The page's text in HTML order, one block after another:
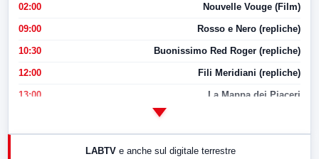
02:00 Nouvelle Vouge (Film)
09:00 Rosso e Nero (repliche)
10:30 Buonissimo Red Roger (repliche)
12:00 Fili Meridiani (repliche)
13:00 La Mappa dei Piaceri
LABTV e anche sul digitale terrestre